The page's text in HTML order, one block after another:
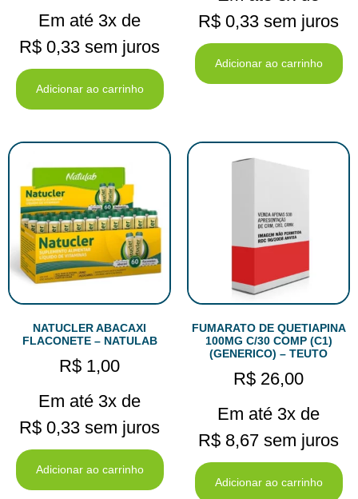
Em até 3x de
R$ 0,33 sem juros
Adicionar ao carrinho
R$ 0,33 sem juros
Adicionar ao carrinho
NATUCLER ABACAXI
FLACONETE – NATULAB
R$ 1,00
Em até 3x de
R$ 0,33 sem juros
Adicionar ao carrinho
FUMARATO DE QUETIAPINA
100MG C/30 COMP (C1)
(GENERICO) – TEUTO
R$ 26,00
Em até 3x de
R$ 8,67 sem juros
Adicionar ao carrinho